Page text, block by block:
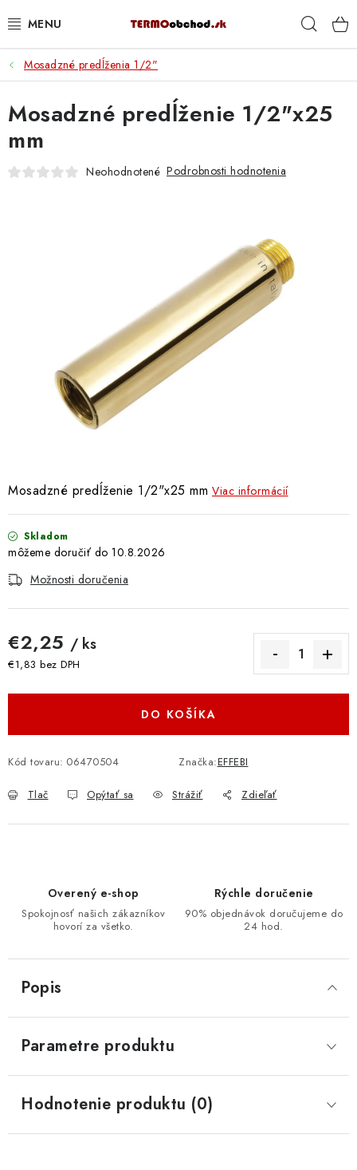
na
VYKUROVANIE
ROZVOD VODY A KÚRENIA
ODPAD A KANALIZÁCIA
PREČO SA OPLATÍ KUPOVAŤ RADIÁTORY KORADO
Hodnotenie obchodu Blog Kontakty
Doprava a Platba
Mosadzné predĺženia 1/2"
Mosadzné predĺženie 1/2"x25 mm Viac informácií
Skladom
10.8.2026
Možnosti doručenia
€2,25 / ks
€1,83 bez DPH
DO KOŠÍKA
Kód tovaru: 06470504 Značka:EFFEBI
Tlač Opýtať sa Strážiť Zdieľať
Mosadzné predĺženie 1/2"x25
mm
Neohodnotené Podrobnosti hodnotenia
Overený e-shop
Spokojnosť našich zákazníkov
hovorí za všetko.
Rýchle doručenie
90% objednávok doručujeme do
24 hod.
Popis
Parametre produktu
Hodnotenie produktu (0)